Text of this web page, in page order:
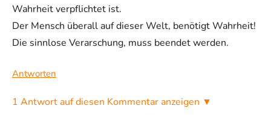
Wahrheit verpflichtet ist.
Der Mensch überall auf dieser Welt, benötigt Wahrheit!
Die sinnlose Verarschung, muss beendet werden.
Antworten
1 Antwort auf diesen Kommentar anzeigen ▼